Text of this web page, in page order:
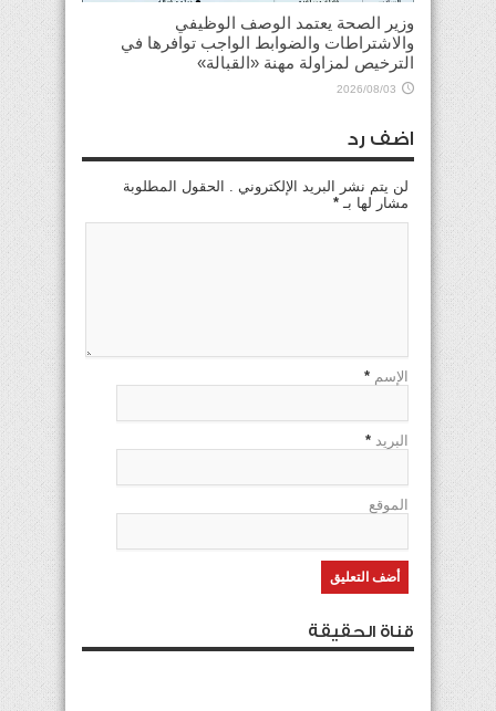
وزير الصحة يعتمد الوصف الوظيفي
والاشتراطات والضوابط الواجب توافرها في
الترخيص لمزاولة مهنة «القبالة»
2026/08/03
اضف رد
لن يتم نشر البريد الإلكتروني . الحقول المطلوبة
مشار لها بـ *
الإسم *
البريد *
الموقع
قناة الحقيقة